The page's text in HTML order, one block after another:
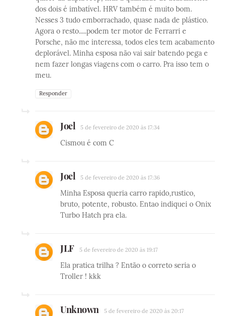
dos dois é imbatível. HRV também é muito bom.
Nesses 3 tudo emborrachado, quase nada de plástico.
Agora o resto.....podem ter motor de Ferrarri e
Porsche, não me interessa, todos eles tem acabamento
deplorável. Minha esposa não vai sair batendo pega e
nem fazer longas viagens com o carro. Pra isso tem o
meu.
Responder
Joel 5 de fevereiro de 2020 às 17:34
Cismou é com C
Joel 5 de fevereiro de 2020 às 17:36
Minha Esposa queria carro rapido,rustico,
bruto, potente, robusto. Entao indiquei o Onix
Turbo Hatch pra ela.
JLF 5 de fevereiro de 2020 às 19:17
Ela pratica trilha ? Então o correto seria o
Troller ! kkk
Unknown 5 de fevereiro de 2020 às 20:17